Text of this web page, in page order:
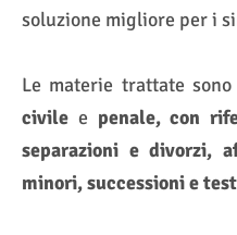
soluzione migliore per i
Le materie trattate
civile e penale, con
separazioni e divorzi,
minori, successioni e